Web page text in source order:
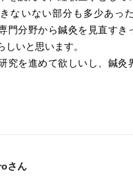
ないない部分も多少あっ
門分野から鍼灸を見直すき
しいと思います。
究を進めて欲しいし、鍼灸
さん